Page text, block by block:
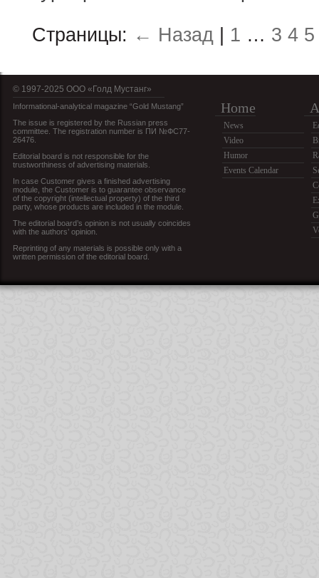
Страницы: ← Назад 1 … 3 4 5
© 1997-2025 OOO «Голд Мустанг»
Informational-analytical magazine “Gold Mustang”
The issue is registered by the Russian press
committee. The registration number is ПИ №ФС77-
26476.
Editorial board is not responsible for the
trustworthiness of advertising materials.
In case Customer gives a finished advertising
module, the Customer is to guarantee observance
of the copyright (intellectual property) of the third
party, whose products are included in the module.
The editorial board’s opinion is not usually coincides
with the authors’ opinion.
Reprinting of any materials is possible only with a
written permission of the editorial board.
Home
News
Video
Humor
Events Calendar